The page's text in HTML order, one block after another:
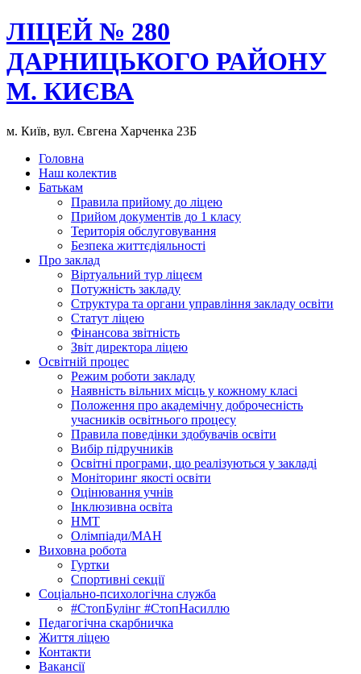
ЛІЦЕЙ № 280
ДАРНИЦЬКОГО РАЙОНУ
М. КИЄВА
м. Київ, вул. Євгена Харченка 23Б
Головна
Наш колектив
Батькам
Правила прийому до ліцею
Прийом документів до 1 класу
Територія обслуговування
Безпека життєдіяльності
Про заклад
Віртуальний тур ліцеєм
Потужність закладу
Структура та органи управління закладу освіти
Статут ліцею
Фінансова звітність
Звіт директора ліцею
Освітній процес
Режим роботи закладу
Наявність вільних місць у кожному класі
Положення про академічну доброчесність
учасників освітнього процесу
Правила поведінки здобувачів освіти
Вибір підручників
Освітні програми, що реалізуються у закладі
Моніторинг якості освіти
Оцінювання учнів
Інклюзивна освіта
НМТ
Олімпіади/МАН
Виховна робота
Гуртки
Спортивні секції
Соціально-психологічна служба
#СтопБулінг #СтопНасиллю
Педагогічна скарбничка
Життя ліцею
Контакти
Вакансії